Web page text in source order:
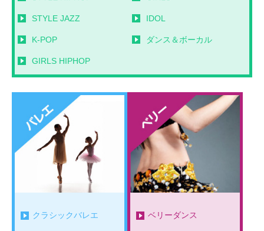
STYLE JAZZ IDOL
K-POP ダンス＆ボーカル
GIRLS HIPHOP
クラシックバレエ ベリーダンス